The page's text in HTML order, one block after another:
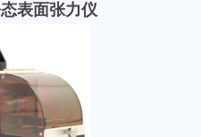
表面张力仪